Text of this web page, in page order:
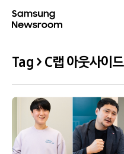
Tag > C랩 아웃사이드